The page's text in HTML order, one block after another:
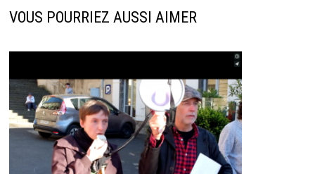
VOUS POURRIEZ AUSSI AIMER